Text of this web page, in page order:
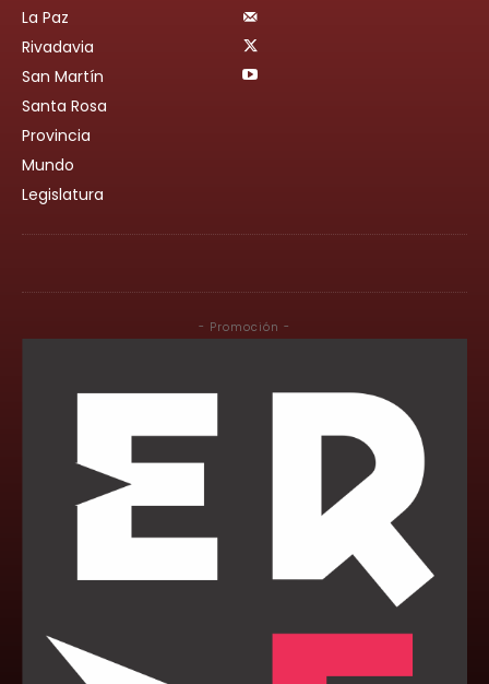
La Paz
Rivadavia
San Martín
Santa Rosa
Provincia
Mundo
Legislatura
- Promoción -